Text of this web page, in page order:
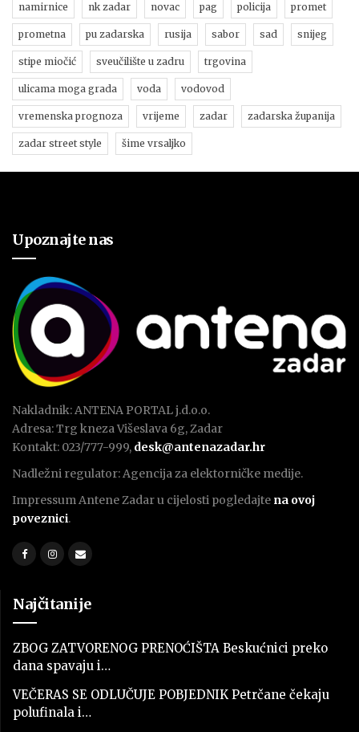
namirnice nk zadar novac pag policija promet
prometna pu zadarska rusija sabor sad snijeg
stipe miočić sveučilište u zadru trgovina
ulicama moga grada voda vodovod
vremenska prognoza vrijeme zadar zadarska županija
zadar street style šime vrsaljko
Upoznajte nas
Nakladnik: ANTENA PORTAL j.d.o.o.
Adresa: Trg kneza Višeslava 6g, Zadar
Kontakt: 023/777-999, desk@antenazadar.hr
Nadležni regulator: Agencija za elektorničke medije.
Impressum Antene Zadar u cijelosti pogledajte na ovoj
poveznici.
Najčitanije
ZBOG ZATVORENOG PRENOĆIŠTA Beskućnici preko
dana spavaju i…
VEČERAS SE ODLUČUJE POBJEDNIK Petrčane čekaju
polufinala i…